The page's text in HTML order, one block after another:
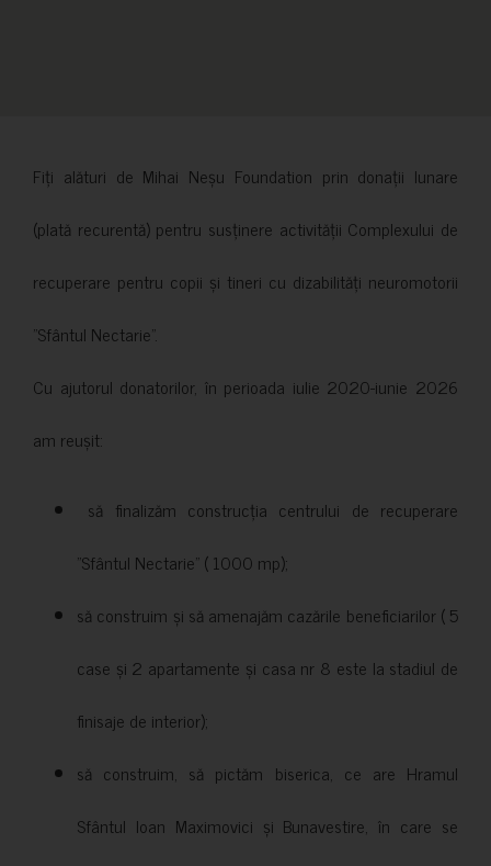
Fiți alături de Mihai Neșu Foundation prin donații lunare
(plată recurentă) pentru susținere activității Complexului de
recuperare pentru copii și tineri cu dizabilități neuromotorii
”Sfântul Nectarie”.
Cu ajutorul donatorilor, în perioada iulie 2020-iunie 2026
am reușit:
să finalizăm construcția centrului de recuperare
”Sfântul Nectarie” ( 1000 mp);
să construim și să amenajăm cazările beneficiarilor ( 5
case și 2 apartamente și casa nr 8 este la stadiul de
finisaje de interior);
să construim, să pictăm biserica, ce are Hramul
Sfântul Ioan Maximovici și Bunavestire, în care se